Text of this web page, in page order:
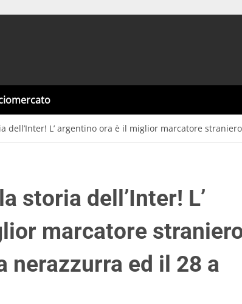
dell’Inter! L’ argentino ora è il miglior marcatore
storia dell’Inter! L’
marcatore
nerazzurra ed il 28 a